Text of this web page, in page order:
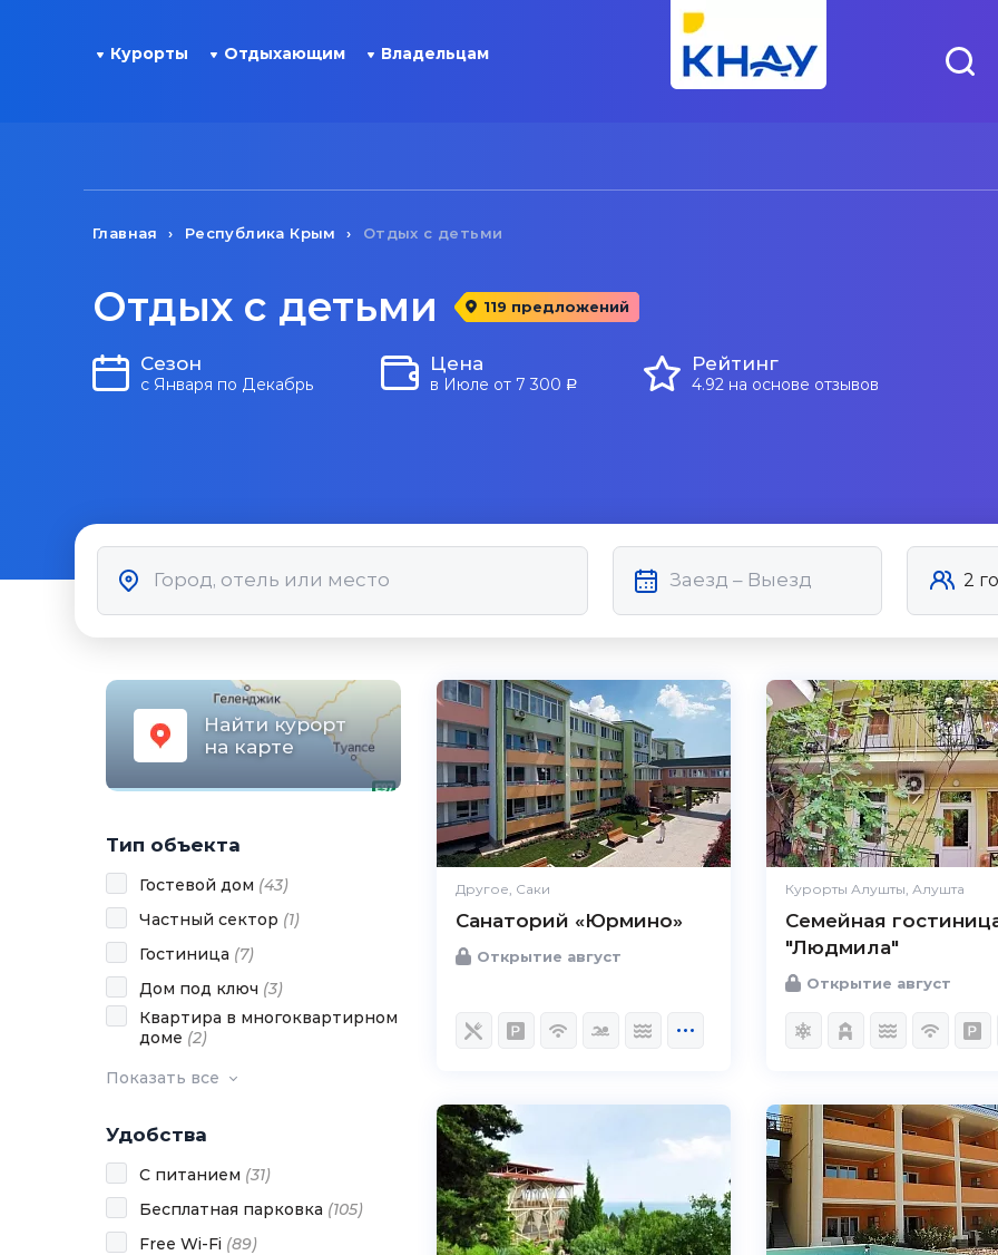
Курорты Отдыхающим Владельцам
Главная Республика Крым Отдых с детьми
Отдых с детьми 119 предложений
Сезон
с Января по Декабрь
Цена
в Июле от 7 300 a
Рейтинг
4.92 на основе отзывов
Найти курорт
на карте
Тип объекта
Гостевой дом (43)
Частный сектор (1)
Гостиница (7)
Дом под ключ (3)
Квартира в многоквартирном
доме (2)
Показать все
Удобства
С питанием (31)
Бесплатная парковка (105)
Free Wi-Fi (89)
Другое, Саки
Санаторий «Юрмино»
Открытие август
Курорты Алушты, Алушта
Семейная
"Людмила"
Открытие август